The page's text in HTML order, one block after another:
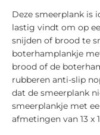
Deze smeerplank is
lastig vindt om op
snijden of brood te
boterhamplankje
brood of de
rubberen anti-slip
dat de smeerplank
smeerplankje met
afmetingen van 13 x